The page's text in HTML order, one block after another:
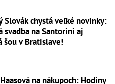
Slovák chystá veľké novinky:
svadba na Santorini aj
šou v Bratislave!
na nákupoch: Hodiny